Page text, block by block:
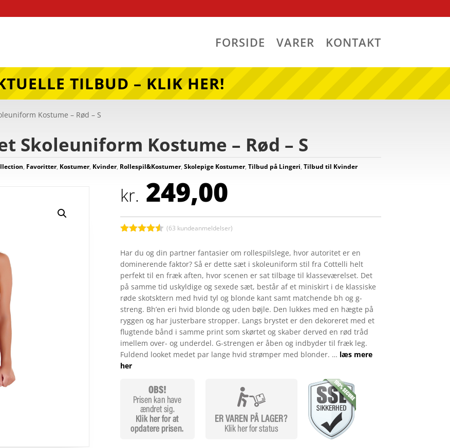
FORSIDE VARER KONTAKT
TILBUD – KLIK HER!
Kostume – Rød – S
Skoleuniform Kostume – Rød – S
, Favoritter, Kostumer, Kvinder, Rollespil&Kostumer,Skolepige Kostumer,Tilbud på Lingeri,Tilbud til Kvinder
kr. 249,00
ud af 5
baseret
på
kundebedø
mmelser
(63 kundeanmeldelser)
Har du og din partner fantasier om rollespilslege, hvor autoritet er en
dominerende faktor? Så er dette sæt i skoleuniform stil fra Cottelli helt
perfekt til en fræk aften, hvor scenen er sat tilbage til klasseværelset. Det
på samme tid uskyldige og sexede sæt, består af et miniskirt i de klassiske
røde skotsktern med hvid tyl og blonde kant samt matchende bh og g-
streng. Bh’en eri hvid blonde og uden bøjle. Den lukkes med en hægte på
ryggen og har justerbare stropper. Langs brystet er den dekoreret med et
flugtende bånd i samme print som skørtet og skaber derved en rød tråd
imellem over- og underdel. G-strengen er åben og indbyder til fræk leg.
Fuldend looket medet par lange hvid strømper med blonder. … læs mere
her